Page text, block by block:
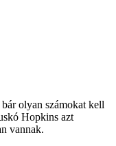
olyan számokat kell
Hopkins azt
vannak.